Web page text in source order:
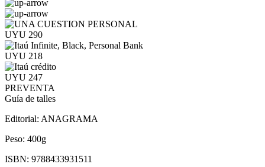
UYU 290
UYU 218
UYU 247
PREVENTA
Guía de talles
Editorial: ANAGRAMA
Peso: 400g
ISBN: 9788433931511